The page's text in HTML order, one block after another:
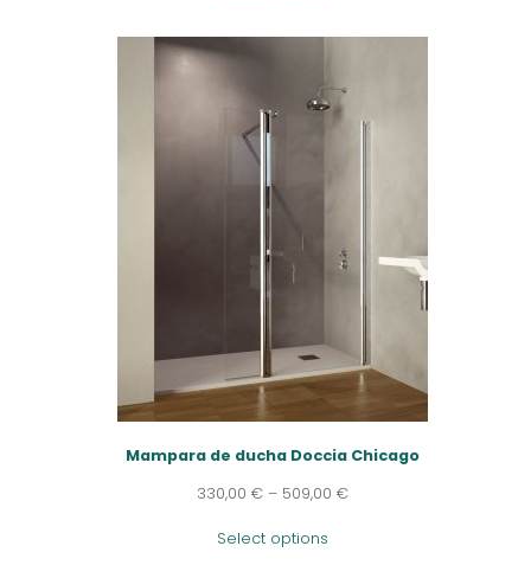
Mampara de ducha Doccia Chicago
330,00€ – 509,00€
Select options